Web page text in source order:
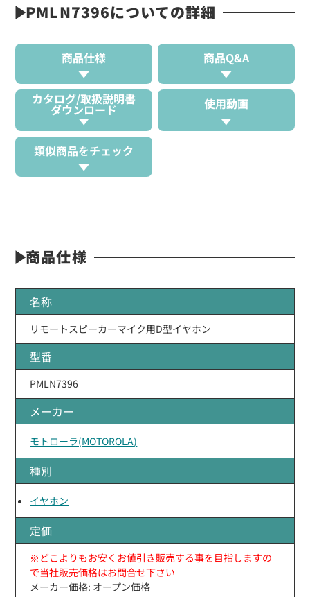
PMLN7396についての詳細
商品仕様 商品Q&A
カタログ/取扱説明書
ダウンロード 使用動画
類似商品をチェック
商品仕様
名称
リモートスピーカーマイク用D型イヤホン
型番
PMLN7396
メーカー
モトローラ(MOTOROLA)
種別
イヤホン
定価
※どこよりもお安くお値引き販売する事を目指しますの
で当社販売価格はお問合せ下さい
メーカー価格: オープン価格